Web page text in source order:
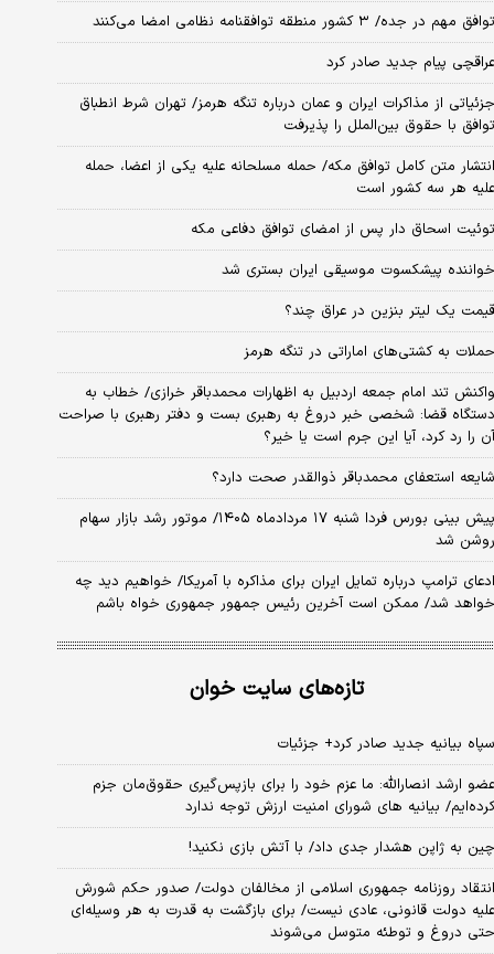
توافق مهم در جده/ ۳ کشور منطقه توافقنامه نظامی امضا می‌کنند
عراقچی پیام جدید صادر کرد
جزئیاتی از مذاکرات ایران و عمان درباره تنگه هرمز/ تهران شرط انطباق
توافق با حقوق بین‌الملل را پذیرفت
انتشار متن کامل توافق مکه/ حمله مسلحانه علیه یکی از اعضا، حمله
علیه هر سه کشور است
توئیت اسحاق دار پس از امضای توافق دفاعی مکه
خواننده پیشکسوت موسیقی ایران بستری شد
قیمت یک لیتر بنزین در عراق چند؟
حملات به کشتی‌های اماراتی در تنگه هرمز
واکنش تند امام جمعه اردبیل به اظهارات محمدباقر خرازی/ خطاب به
دستگاه قضا: شخصی خبر دروغ به رهبری بست و دفتر رهبری با صراحت
آن را رد کرد، آیا این جرم است یا خیر؟
شایعه استعفای محمدباقر ذوالقدر صحت دارد؟
پیش بینی بورس فردا شنبه ۱۷ مردادماه ۱۴۰۵/ موتور رشد بازار سهام
روشن شد
ادعای ترامپ درباره تمایل ایران برای مذاکره با آمریکا/ خواهیم دید چه
خواهد شد/ ممکن است آخرین رئیس‌ جمهور جمهوری خواه باشم
تازه‌های سایت خوان
سپاه بیانیه جدید صادر کرد+ جزئیات
عضو ارشد انصارالله: ما عزم خود را برای بازپس‌گیری حقوق‌مان جزم
کرده‌ایم/ بیانیه‌ های شورای امنیت ارزش توجه ندارد
چین به ژاپن هشدار جدی داد/ با آتش بازی نکنید!
انتقاد روزنامه جمهوری اسلامی از مخالفان دولت/ صدور حکم شورش
علیه دولت قانونی، عادی نیست/ برای بازگشت به قدرت به هر وسیله‌ای
حتی دروغ و توطئه متوسل می‌شوند